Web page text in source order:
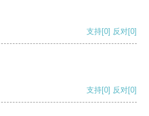
支持[0] 反对[0]
支持[0] 反对[0]